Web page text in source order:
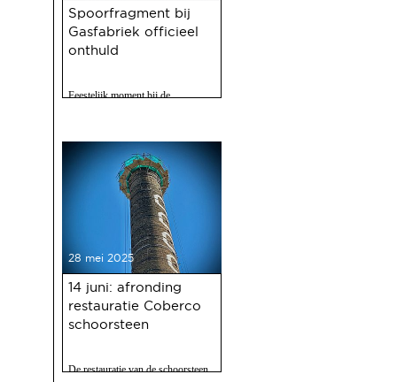
Spoorfragment bij
Gasfabriek officieel
onthuld
Feestelijk moment bij de
28 mei 2025
14 juni: afronding
restauratie Coberco
schoorsteen
De restauratie van de schoorsteen